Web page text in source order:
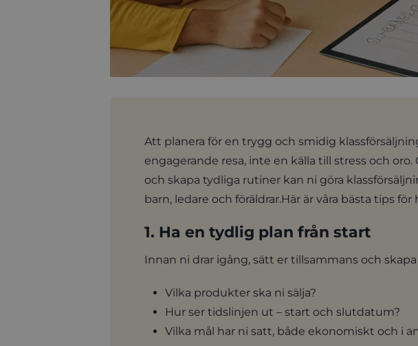
Att planera för en trygg och smidig
engagerande resa, inte en källa till stress och
och skapa tydliga rutiner kan ni göra
barn, ledare och föräldrar.Här är våra bästa tips
1. Ha en tydlig plan från start
Innan ni drar igång, sätt er tillsammans och
Vilka produkter ska ni sälja?
Hur ser tidslinjen ut – start och slutdatum?
Vilka mål har ni satt, både ekonomiskt och i